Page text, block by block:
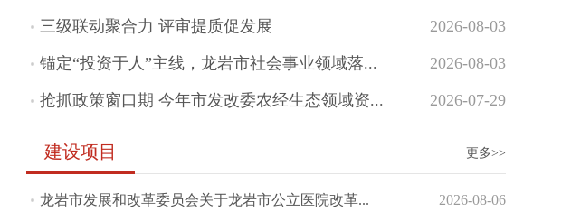
三级联动聚合力 评审提质促发展 2026-08-03
锚定“投资于人”主线，龙岩市社会事业领域落... 2026-08-03
抢抓政策窗口期 今年市发改委农经生态领域资... 2026-07-29
建设项目 更多>>
龙岩市发展和改革委员会关于龙岩市公立医院改革... 2026-08-06